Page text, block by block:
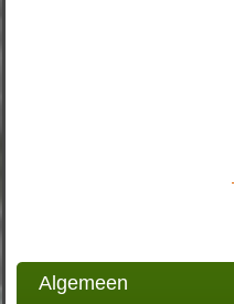
Algemeen